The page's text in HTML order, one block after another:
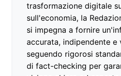
trasformazione digitale
sull'economia, la
si impegna a fornire
accurata, indipendente e
seguendo rigorosi
di fact-checking per